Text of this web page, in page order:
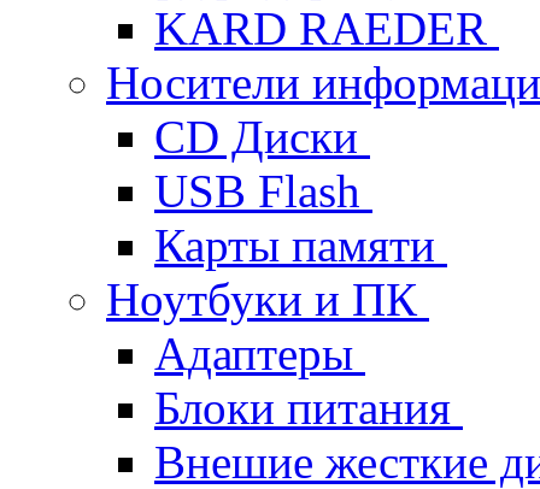
KARD RAEDER
Носители
CD Диски
USB Flash
Карты памяти
Ноутбуки и ПК
Адаптеры
Блоки питания
Внешие жесткие